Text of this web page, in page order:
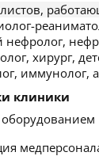
нефролог,
хирург,
иммунолог,
клиники